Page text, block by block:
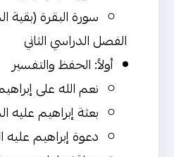
سورة البقرة (بقية
الفصل الدراسي الثاني
أولاً: الحفظ والتفسير
نعم الله على
بعثة إبراهيم عليه
دعوة إبراهيم عليه